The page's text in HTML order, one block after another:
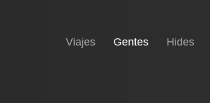
Viajes Gentes(current)
Hides